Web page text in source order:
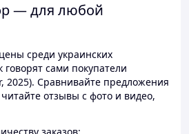
— для любой
среди украинских
сами покупатели
2025). Сравнивайте предложения
отзывы с фото и видео,